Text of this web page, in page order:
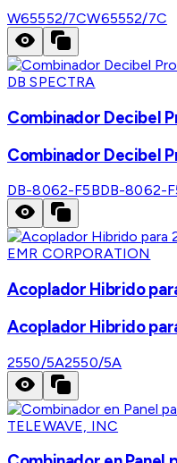
W65552/7CW65552/7C
DB SPECTRA
Combinador Decibel
Combinador Decibel
DB-8062-F5BDB-8062-
EMR CORPORATION
Acoplador Hibrido
Acoplador Hibrido
2550/5A2550/5A
TELEWAVE, INC